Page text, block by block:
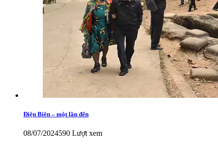
Điện Biên – một lần đến
08/07/2024590 Lượt xem